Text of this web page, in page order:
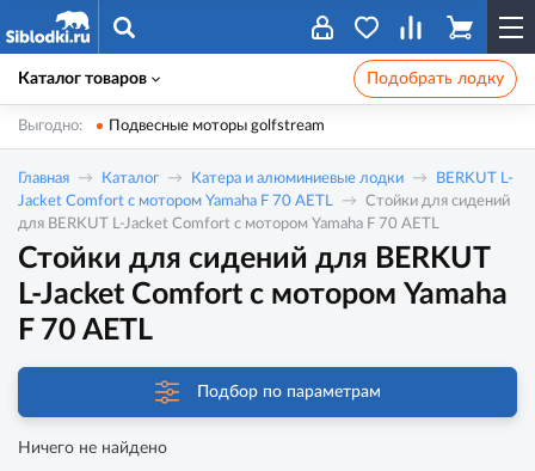
Каталог товаров Подобрать лодку
Выгодно: Подвесные моторы golfstream
Главная Каталог Катера и алюминиевые лодки
BERKUT L-
Jacket Comfort с мотором Yamaha F 70 AETL
Стойки для сидений
для BERKUT L-Jacket Comfort с мотором Yamaha F 70 AETL
Стойки для сидений для BERKUT
L-Jacket Comfort с мотором Yamaha
F 70 AETL
Подбор по параметрам
Ничего не найдено